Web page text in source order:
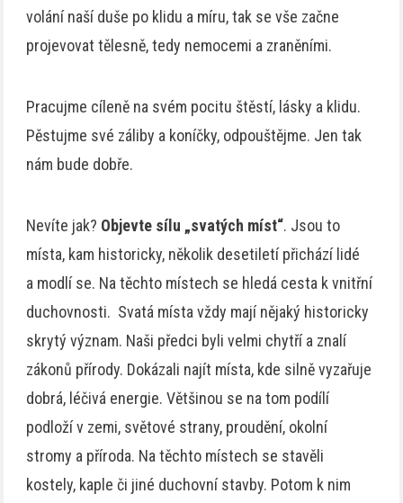
volání naší duše po klidu a míru, tak se vše začne
projevovat tělesně, tedy nemocemi a zraněními.
Pracujme cíleně na svém pocitu štěstí, lásky a klidu.
Pěstujme své záliby a koníčky, odpouštějme. Jen tak
nám bude dobře.
Nevíte jak? Objevte sílu „svatých míst“. Jsou to
místa, kam historicky, několik desetiletí přichází lidé
a modlí se. Na těchto místech se hledá cesta k vnitřní
duchovnosti. Svatá místa vždy mají nějaký historicky
skrytý význam. Naši předci byli velmi chytří a znalí
zákonů přírody. Dokázali najít místa, kde silně vyzařuje
dobrá, léčivá energie. Většinou se na tom podílí
podloží v zemi, světové strany, proudění, okolní
stromy a příroda. Na těchto místech se stavěli
kostely, kaple či jiné duchovní stavby. Potom k nim